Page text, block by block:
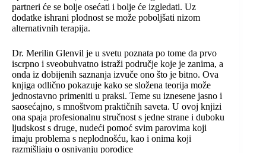
partneri će se bolje osećati i bolje će izgledati. Uz
dodatke ishrani plodnost se može poboljšati nizom
alternativnih terapija.
Dr. Merilin Glenvil je u svetu poznata po tome da prvo
iscrpno i sveobuhvatno istraži područje koje je zanima, a
onda iz dobijenih saznanja izvuče ono što je bitno. Ova
knjiga odlično pokazuje kako se složena teorija može
jednostavno primeniti u praksi. Teme su iznesene jasno i
saosećajno, s mnoštvom praktičnih saveta. U ovoj knjizi
ona spaja profesionalnu stručnost s jedne strane i duboku
ljudskost s druge, nudeći pomoć svim parovima koji
imaju problema s neplodnošću, kao i onima koji
razmišljaju o osnivanju porodice